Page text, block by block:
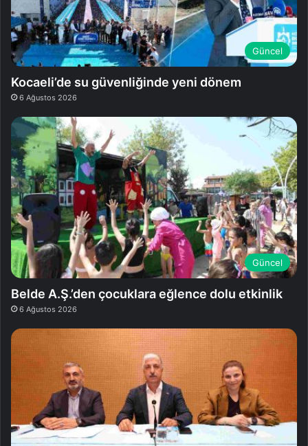
Güncel
Kocaeli’de su güvenliğinde yeni dönem
6 Ağustos 2026
Güncel
Belde A.Ş.’den çocuklara eğlence dolu etkinlik
6 Ağustos 2026